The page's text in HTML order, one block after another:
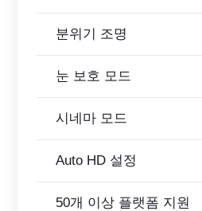
분위기 조명
눈 보호 모드
시네마 모드
Auto HD 설정
50개 이상 플랫폼 지원